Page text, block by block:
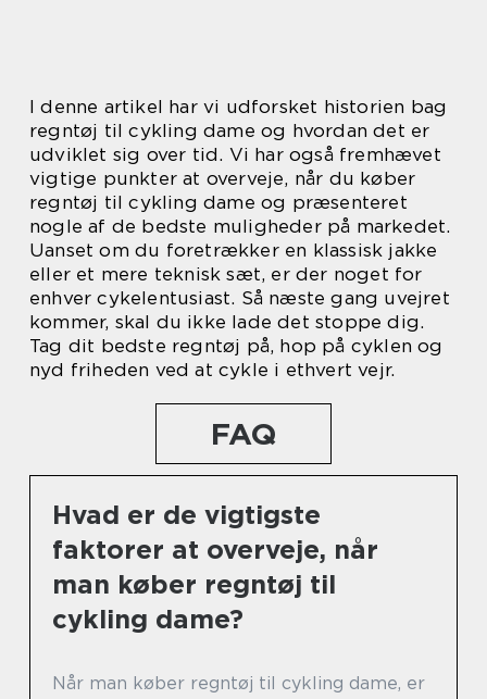
I denne artikel har vi udforsket historien bag
regntøj til cykling dame og hvordan det er
udviklet sig over tid. Vi har også fremhævet
vigtige punkter at overveje, når du køber
regntøj til cykling dame og præsenteret
nogle af de bedste muligheder på markedet.
Uanset om du foretrækker en klassisk jakke
eller et mere teknisk sæt, er der noget for
enhver cykelentusiast. Så næste gang uvejret
kommer, skal du ikke lade det stoppe dig.
Tag dit bedste regntøj på, hop på cyklen og
nyd friheden ved at cykle i ethvert vejr.
FAQ
Hvad er de vigtigste
faktorer at overveje, når
man køber regntøj til
cykling dame?
Når man køber regntøj til cykling dame, er